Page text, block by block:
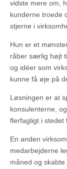
vidste mere om,
kunderne troede
stjerne i
Hun er et
råber særlig højt
og idéer som
kunne få øje på
Løsningen er at
konsulenterne,
flerfagligt i stedet
En anden
medarbejderne
måned og